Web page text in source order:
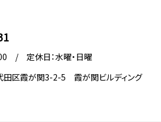
/ 定休日：水曜・日曜
田区霞が関3-2-5 霞が関ビルディング